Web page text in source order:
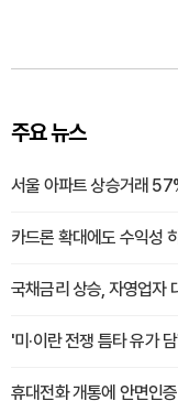
주요 뉴스
서울 아파트 상승거래
카드론 확대에도 수익성
국채금리 상승, 자영업자
'미·이란 전쟁 틈타 유가
휴대전화 개통에 안면인